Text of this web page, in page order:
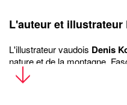
L'auteur et illustrateur
L'illustrateur vaudois Denis
nature et de la montagne.
mythes et les légendes, il
permettent de se perdre en